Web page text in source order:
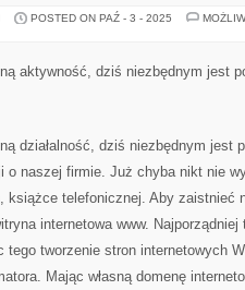
POSTED ON PAŹ - 3 - 2025
aktywność, dziś niezbędnym jest
działalność, dziś niezbędnym jest
o naszej firmie. Już chyba nikt nie
książce telefonicznej. Aby zaistnieć
internetowa www.
tego tworzenie stron internetowych
Mając własną domenę